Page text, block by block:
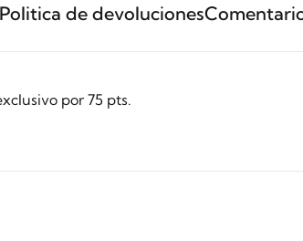
Politica de devoluciones
por 75 pts.